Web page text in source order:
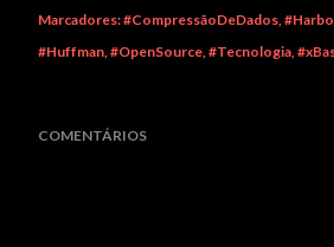
Marcadores:#CompressãoDeDados
#Huffman #OpenSource #Tecnologia
COMENTÁRIOS